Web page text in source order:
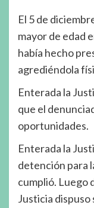
El 5 de
mayor de edad
había hecho
agrediéndola
Enterada la
que el
oportunidades.
Enterada la
detención para
cumplió. Luego
Justicia